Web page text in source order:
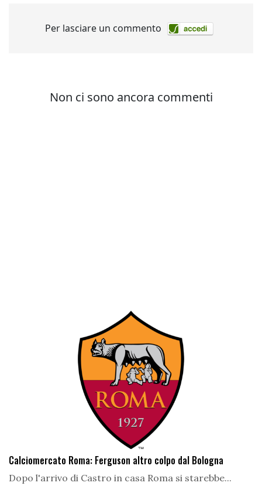
Calciomercato Roma: Ferguson altro colpo dal Bologna
Dopo l'arrivo di Castro in casa Roma si starebbe...